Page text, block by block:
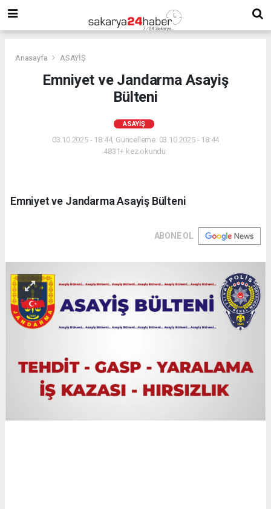
Anasayfa ASAYİŞ
Emniyet ve Jandarma Asayiş
Bülteni
ASAYİŞ
03.10.2025 - 18:44, Güncelleme: 03.10.2025 - 18:44
4831+ kez okundu.
Emniyet ve Jandarma Asayiş Bülteni
ABONE OL